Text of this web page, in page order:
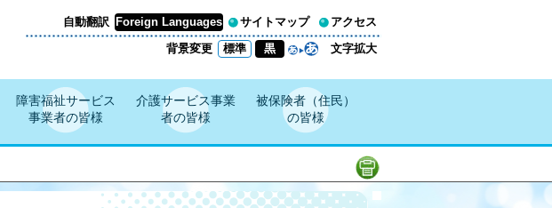
自動翻訳 Foreign Languages サイトマップ
アクセス
背景変更
標準 黒 文字拡大
障害福祉サービス
事業者の皆様
介護サービス事業
者の皆様
被保険者（住民）
の皆様